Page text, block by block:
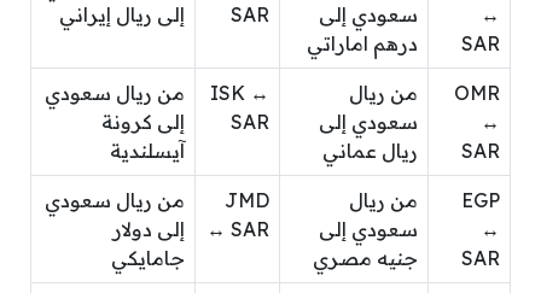
↔
SAR
سعودي إلى
درهم اماراتي
SAR
إلى ريال إيراني
OMR
↔
SAR
من ريال
سعودي إلى
ريال عماني
ISK ↔
SAR
من ريال سعودي
إلى كرونة
آيسلندية
EGP
↔
SAR
من ريال
سعودي إلى
جنيه مصري
JMD
↔ SAR
من ريال سعودي
إلى دولار
جامايكي